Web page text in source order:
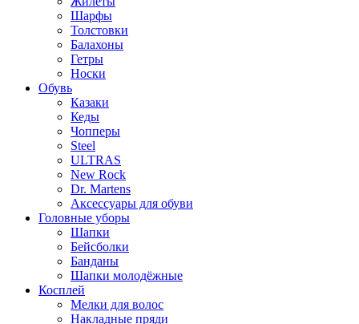
Шарфы
Толстовки
Балахоны
Гетры
Носки
Обувь
Казаки
Кеды
Чопперы
Steel
ULTRAS
New Rock
Dr. Martens
Аксессуары для обуви
Головные уборы
Шапки
Бейсболки
Банданы
Шапки молодёжные
Косплей
Мелки для волос
Накладные пряди